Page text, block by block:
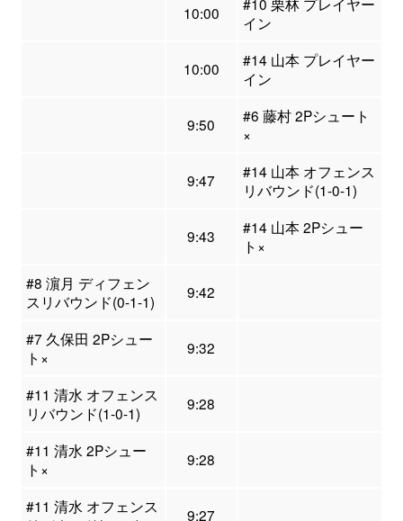
10:00
イン
10:00
#14 山本 プレイヤー
イン
9:50
#6 藤村 2Pシュート
×
9:47
#14 山本 オフェンス
リバウンド(1-0-1)
9:43
#14 山本 2Pシュー
ト×
#8 濵月 ディフェン
スリバウンド(0-1-1)
9:42
#7 久保田 2Pシュー
ト×
9:32
#11 清水 オフェンス
リバウンド(1-0-1)
9:28
#11 清水 2Pシュー
ト×
9:28
#11 清水 オフェンス
9:27